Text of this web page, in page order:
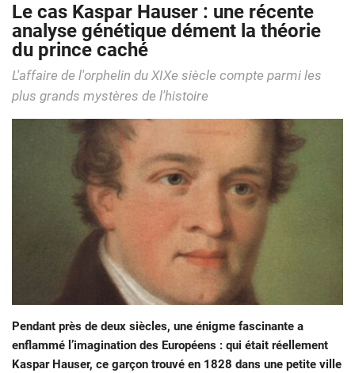
Le cas Kaspar Hauser : une récente
analyse génétique dément la théorie
du prince caché
L'affaire de l'orphelin du XIXe siècle compte parmi les
plus grands mystères de l'histoire
Pendant près de deux siècles, une énigme fascinante a
enflammé l’imagination des Européens : qui était réellement
Kaspar Hauser, ce garçon trouvé en 1828 dans une petite ville